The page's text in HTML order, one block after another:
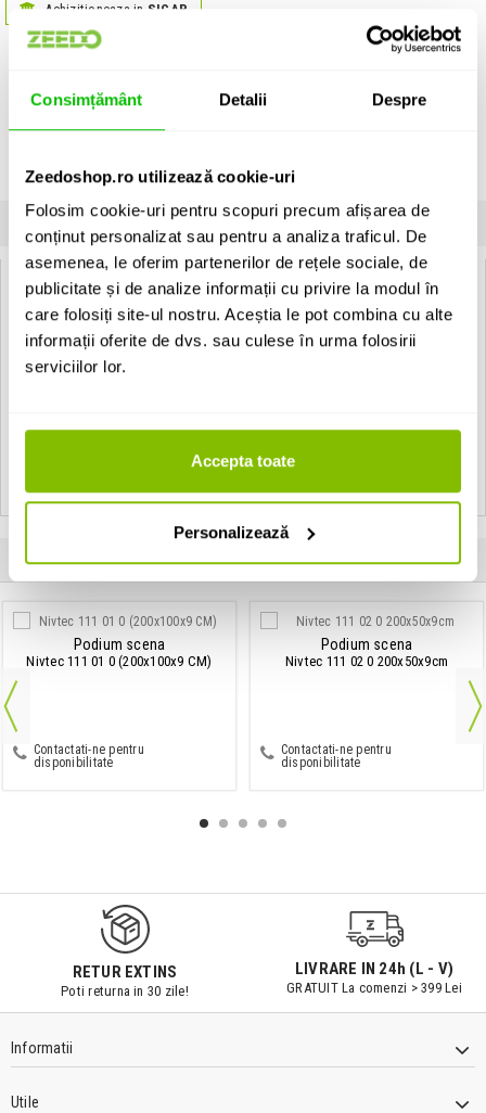
Consimțământ Detalii Despre
Zeedoshop.ro utilizează cookie-uri
Folosim cookie-uri pentru scopuri precum afișarea de
conținut personalizat sau pentru a analiza traficul. De
asemenea, le oferim partenerilor de rețele sociale, de
publicitate și de analize informații cu privire la modul în
care folosiți site-ul nostru. Aceștia le pot combina cu alte
informații oferite de dvs. sau culese în urma folosirii
serviciilor lor.
Accepta toate
Personalizează
Achizitioneaza in SICAP
Nivtec 803 01 0
Set de 4 roti pentru transportarea platformelor Nivtec.
Unitate de vanzare: set
SPECIFICATII COMENTARII CLIENTI ( 0)
Nivtec 803 01 0:
Caracteristici:
- Ø 10 cm.
- capacitate 200 kg / roata.
Vezi toate produsele din categoriaAccesorii sceno-tehnica
Produse apartinand aceluiasi producator
Podium scena
Nivtec 111 01 0 (200x100x9 CM)
Contactati-ne pentru
disponibilitate
Podium scena
Nivtec 111 02 0 200x50x9cm
Contactati-ne pentru
disponibilitate
RETUR EXTINS
Poti returna in 30 zile!
LIVRARE IN 24h (L - V)
GRATUIT La comenzi > 399 Lei
Informatii
Utile